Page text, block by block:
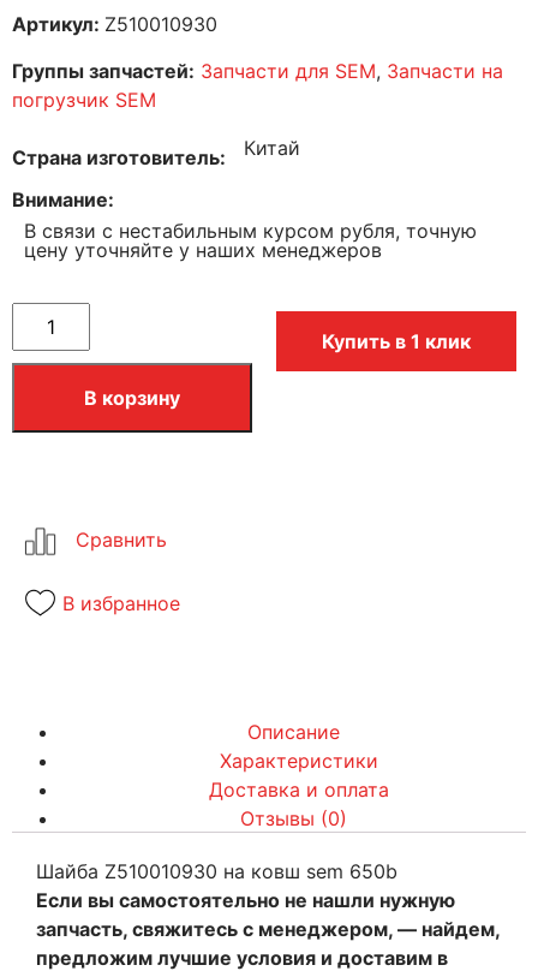
Артикул: Z510010930
Группы запчастей: Запчасти для SEM, Запчасти на
погрузчик SEM
Страна изготовитель Китай
Внимание
В связи с нестабильным курсом рубля, точную
цену уточняйте у наших менеджеров
В корзину
Купить в 1 клик
В избранное
Описание
Характеристики
Доставка и оплата
Отзывы (0)
Шайба Z510010930 на ковш sem 650b
Если вы самостоятельно не нашли нужную
запчасть, свяжитесь с менеджером, — найдем,
предложим лучшие условия и доставим в